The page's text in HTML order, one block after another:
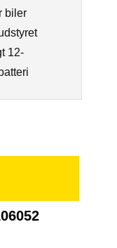
biler
12-